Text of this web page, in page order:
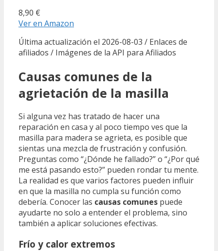
8,90 €
Ver en Amazon
Última actualización el 2026-08-03 / Enlaces de
afiliados / Imágenes de la API para Afiliados
Causas comunes de la
agrietación de la masilla
Si alguna vez has tratado de hacer una
reparación en casa y al poco tiempo ves que la
masilla para madera se agrieta, es posible que
sientas una mezcla de frustración y confusión.
Preguntas como “¿Dónde he fallado?” o “¿Por qué
me está pasando esto?” pueden rondar tu mente.
La realidad es que varios factores pueden influir
en que la masilla no cumpla su función como
debería. Conocer las causas comunes puede
ayudarte no solo a entender el problema, sino
también a aplicar soluciones efectivas.
Frío y calor extremos